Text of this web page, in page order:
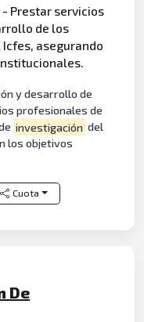
- Prestar servicios
de los
Icfes, asegurando
y desarrollo de
profesionales de
investigación del
los objetivos
Cuota
De